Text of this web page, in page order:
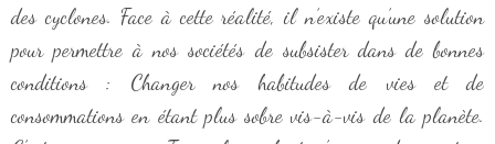
des cyclones. Face à cette réalité, il n’existe qu’une solution
pour permettre à nos sociétés de subsister dans de bonnes
conditions : Changer nos habitudes de vies et de
consommations en étant plus sobre vis-à-vis de la planète.